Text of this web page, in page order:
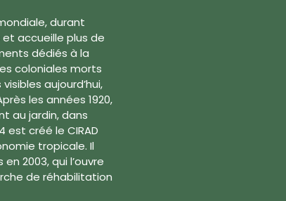
durant
accueille plus de
dédiés à la
coloniales morts
aujourd’hui,
les années 1920,
au jardin, dans
est créé le CIRAD
tropicale. Il
2003, qui l’ouvre
de réhabilitation